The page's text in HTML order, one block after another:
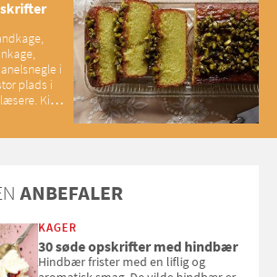
i
plads i
Kig
ANBEFALER
KAGER
30 søde opskrifter med hindbær
Hindbær frister med en liflig og